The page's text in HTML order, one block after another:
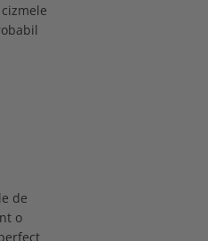
de
o